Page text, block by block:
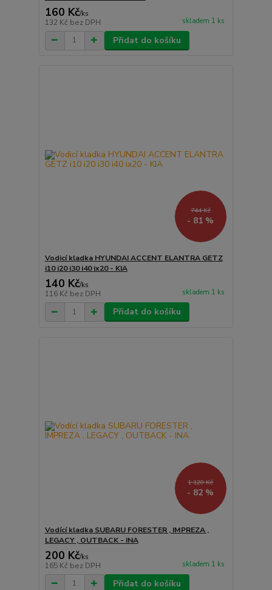
160 Kč/ks
132 Kč bez DPH skladem 1 ks
Přidat do košíku
744 Kč
- 81 %
Vodicí kladka HYUNDAI ACCENT ELANTRA GETZ
i10 i20 i30 i40 ix20 - KIA
140 Kč/ks
116 Kč bez DPH skladem 1 ks
Přidat do košíku
1 120 Kč
- 82 %
Vodící kladka SUBARU FORESTER , IMPREZA ,
LEGACY , OUTBACK - INA
200 Kč/ks
165 Kč bez DPH skladem 1 ks
Přidat do košíku